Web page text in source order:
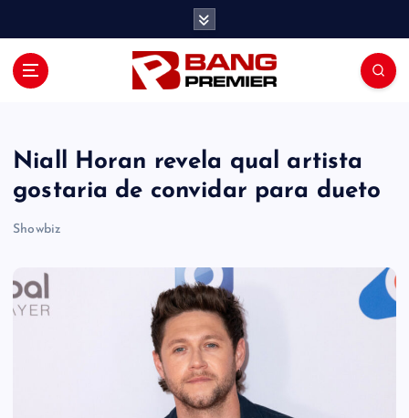
Niall Horan revela qual artista
gostaria de convidar para dueto
Showbiz